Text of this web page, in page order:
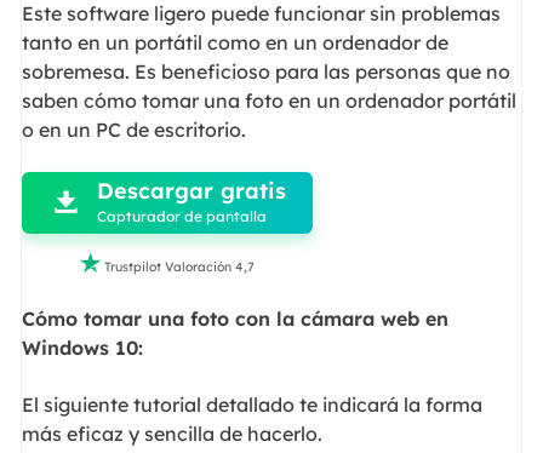
Este software ligero puede funcionar sin problemas
tanto en un portátil como en un ordenador de
sobremesa. Es beneficioso para las personas que no
saben cómo tomar una foto en un ordenador portátil
o en un PC de escritorio.

 Descargar gratis
Capturador de pantalla
 Trustpilot Valoración 4,7
Cómo tomar una foto con la cámara web en
Windows 10:
El siguiente tutorial detallado te indicará la forma
más eficaz y sencilla de hacerlo.